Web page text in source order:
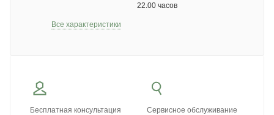
22.00 часов
Все характеристики
Бесплатная консультация Сервисное обслуживание